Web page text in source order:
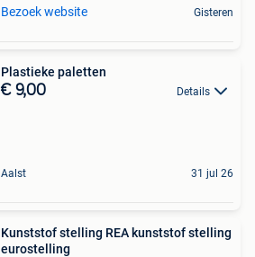
Bezoek website Gisteren
Plastieke paletten
€ 9,00 Details
Aalst 31 jul 26
Kunststof stelling REA kunststof stelling
eurostelling